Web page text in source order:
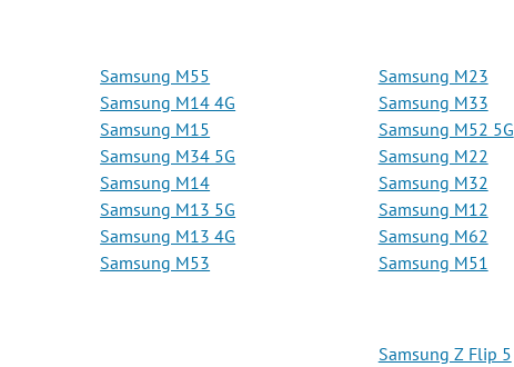
Samsung M55
Samsung M14 4G
Samsung M15
Samsung M34 5G
Samsung M14
Samsung M13 5G
Samsung M13 4G
Samsung M53
Samsung M23
Samsung M33
Samsung M52 5G
Samsung M22
Samsung M32
Samsung M12
Samsung M62
Samsung M51
Samsung Z Flip 5